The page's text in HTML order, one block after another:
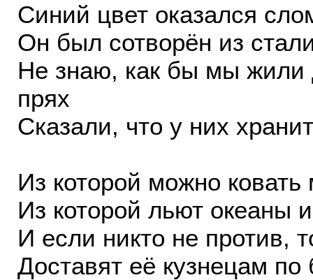
Синий цвет оказался
Он был сотворён из
Не знаю, как бы мы жили
прях
Сказали, что у них
Из которой можно
Из которой льют океаны
И если никто не против,
Доставят её кузнецам